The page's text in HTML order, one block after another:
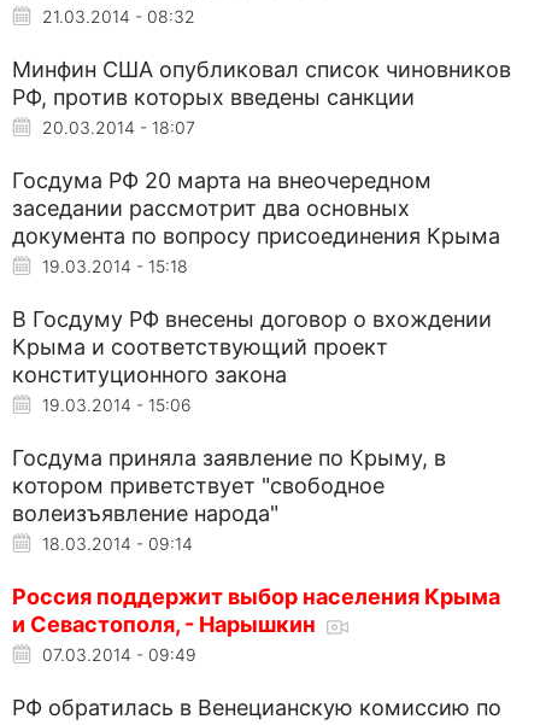
21.03.2014 - 08:32
Минфин США опубликовал список чиновников
РФ, против которых введены санкции
20.03.2014 - 18:07
Госдума РФ 20 марта на внеочередном
заседании рассмотрит два основных
документа по вопросу присоединения Крыма
19.03.2014 - 15:18
В Госдуму РФ внесены договор о вхождении
Крыма и соответствующий проект
конституционного закона
19.03.2014 - 15:06
Госдума приняла заявление по Крыму, в
котором приветствует "свободное
волеизъявление народа"
18.03.2014 - 09:14
Россия поддержит выбор населения Крыма
и Севастополя, - Нарышкин
07.03.2014 - 09:49
РФ обратилась в Венецианскую комиссию по